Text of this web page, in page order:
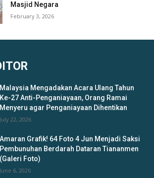
Masjid Negara
February 3, 2026
Malaysia Mengadakan Acara Ulang Tahun
Ke-27 Anti-Penganiayaan, Orang Ramai
Menyeru agar Penganiayaan Dihentikan
July 22, 2026
Amaran Grafik! 64 Foto 4 Jun Menjadi Saksi
Pembunuhan Berdarah Dataran Tiananmen
(Galeri Foto)
June 6, 2026